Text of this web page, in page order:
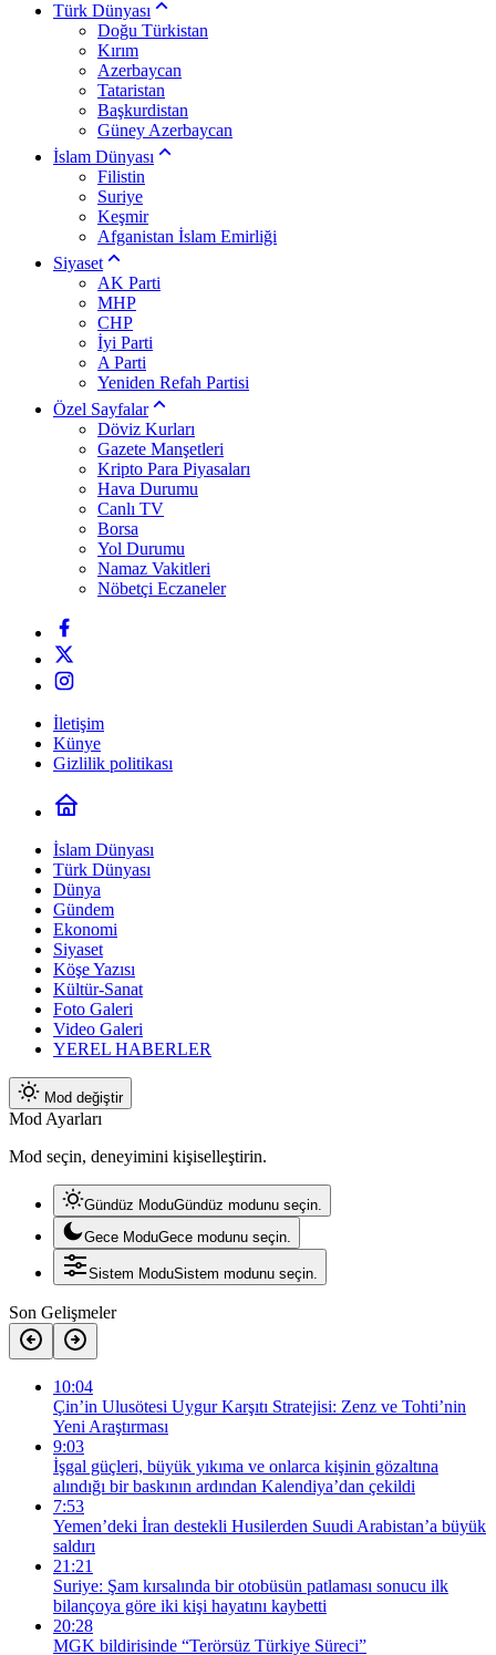
Türk Dünyası
Doğu Türkistan
Kırım
Azerbaycan
Tataristan
Başkurdistan
Güney Azerbaycan
İslam Dünyası
Filistin
Suriye
Keşmir
Afganistan İslam Emirliği
Siyaset
AK Parti
MHP
CHP
İyi Parti
A Parti
Yeniden Refah Partisi
Özel Sayfalar
Döviz Kurları
Gazete Manşetleri
Kripto Para Piyasaları
Hava Durumu
Canlı TV
Borsa
Yol Durumu
Namaz Vakitleri
Nöbetçi Eczaneler
İletişim
Künye
Gizlilik politikası
İslam Dünyası
Türk Dünyası
Dünya
Gündem
Ekonomi
Siyaset
Köşe Yazısı
Kültür-Sanat
Foto Galeri
Video Galeri
YEREL HABERLER
Mod değiştir
Mod Ayarları
Mod seçin, deneyimini kişiselleştirin.
Gündüz ModuGündüz modunu seçin.
Gece ModuGece modunu seçin.
Sistem ModuSistem modunu seçin.
Son Gelişmeler
10:04
Çin’in Ulusötesi Uygur Karşıtı Stratejisi: Zenz ve Tohti’nin
Yeni Araştırması
9:03
İşgal güçleri, büyük yıkıma ve onlarca kişinin gözaltına
alındığı bir baskının ardından Kalendiya’dan çekildi
7:53
Yemen’deki İran destekli Husilerden Suudi Arabistan’a büyük
saldırı
21:21
Suriye: Şam kırsalında bir otobüsün patlaması sonucu ilk
bilançoya göre iki kişi hayatını kaybetti
20:28
MGK bildirisinde “Terörsüz Türkiye Süreci”